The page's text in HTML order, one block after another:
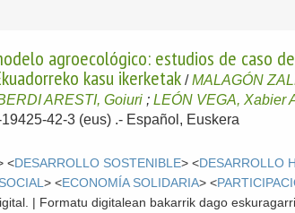
agroecológico: estudios de caso
kasu ikerketak /MALAGÓN
ARESTI, Goiuri ;LEÓN VEGA, Xabier
42-3 (eus) .- Español, Euskera
<DESARROLLO SOSTENIBLE> <DESARROLLO
> <ECONOMÍA SOLIDARIA> <
| Formatu digitalean bakarrik dago eskuragarri.